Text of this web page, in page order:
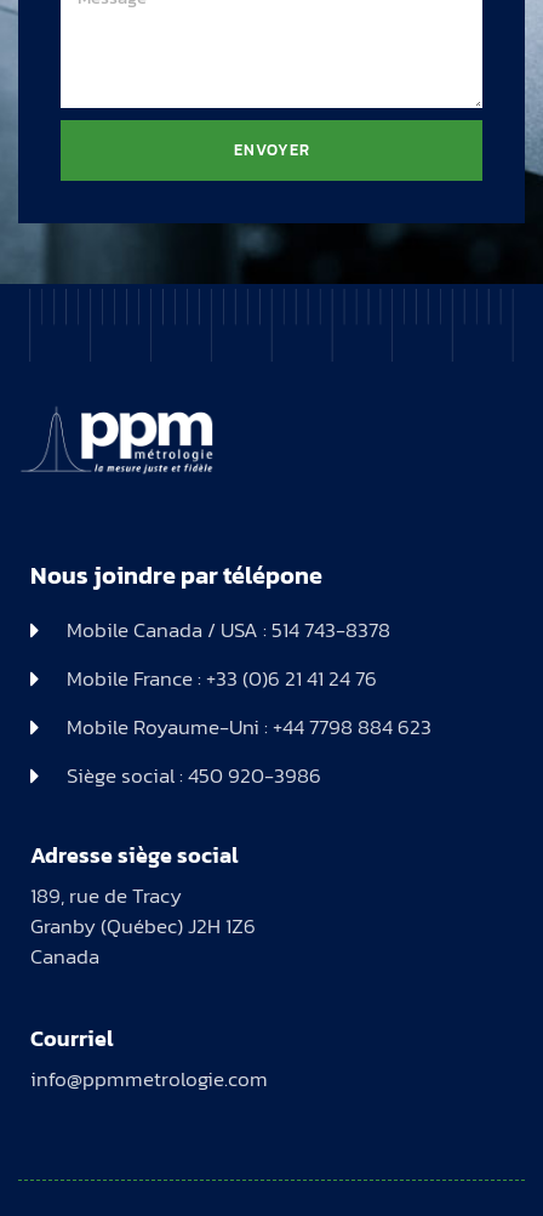
ENVOYER
Nous joindre par télépone
Mobile Canada / USA : 514 743-8378
Mobile France : +33 (0)6 21 41 24 76
Mobile Royaume-Uni : +44 7798 884 623
Siège social : 450 920-3986
Adresse siège social
189, rue de Tracy
Granby (Québec) J2H 1Z6
Canada
Courriel
info@ppmmetrologie.com